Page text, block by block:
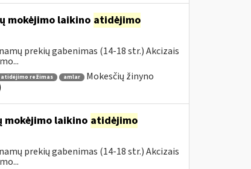
mokėjimo laikino atidėjimo
prekių gabenimas (14-18 str.) Akcizais
režimas amlar
Mokesčių žinyno
mokėjimo laikino atidėjimo
prekių gabenimas (14-18 str.) Akcizais